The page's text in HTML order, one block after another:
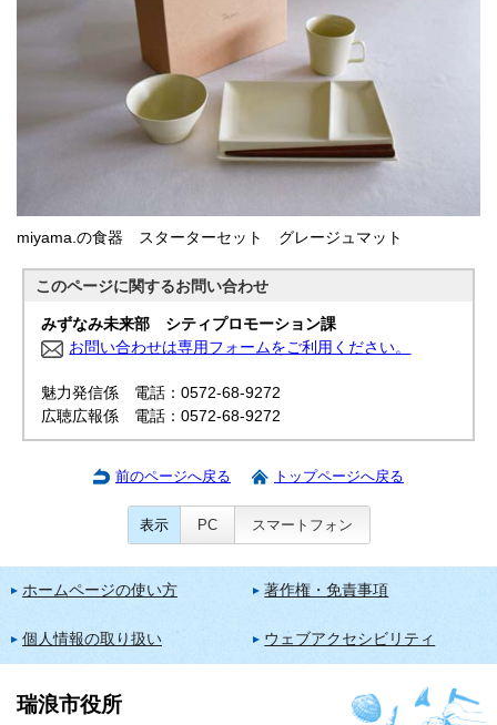
miyama.の食器 スターターセット グレージュマット
このページに関するお問い合わせ
みずなみ未来部 シティプロモーション課
お問い合わせは専用フォームをご利用ください。
魅力発信係 電話：0572-68-9272
広聴広報係 電話：0572-68-9272
前のページへ戻る トップページへ戻る
表示 PC スマートフォン
ホームページの使い方 著作権・免責事項
個人情報の取り扱い ウェブアクセシビリティ
瑞浪市役所